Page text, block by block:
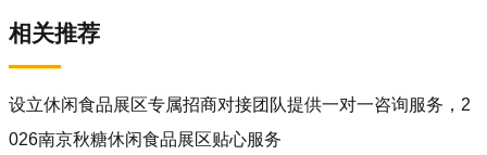
相关推荐
设立休闲食品展区专属招商对接团队提供一对一咨询服务，2
026南京秋糖休闲食品展区贴心服务